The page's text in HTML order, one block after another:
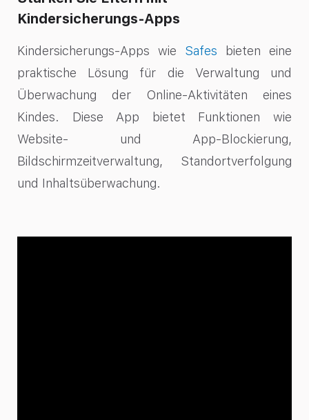
Kindersicherungs-Apps
Kindersicherungs-Apps wie Safes
bieten eine
praktische Lösung für die Verwaltung und
Überwachung der Online-Aktivitäten eines
Kindes. Diese App bietet Funktionen wie
Website- und App-Blockierung,
Bildschirmzeitverwaltung, Standortverfolgung
und Inhaltsüberwachung.